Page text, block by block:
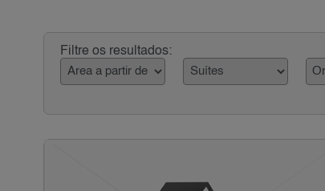
Filtre os resultados: